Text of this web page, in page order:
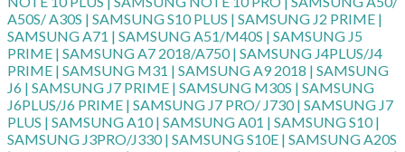
A50S/ A30S | SAMSUNG S10 PLUS | SAMSUNG J2 PRIME |
SAMSUNG A71 | SAMSUNG A51/M40S | SAMSUNG J5
PRIME | SAMSUNG A7 2018/A750 | SAMSUNG J4PLUS/J4
PRIME | SAMSUNG M31 | SAMSUNG A9 2018 | SAMSUNG
J6 | SAMSUNG J7 PRIME | SAMSUNG M30S | SAMSUNG
J6PLUS/J6 PRIME | SAMSUNG J7 PRO/ J730 | SAMSUNG J7
PLUS | SAMSUNG A10 | SAMSUNG A01 | SAMSUNG S10 |
SAMSUNG J3PRO/J330 | SAMSUNG S10E | SAMSUNG A20S